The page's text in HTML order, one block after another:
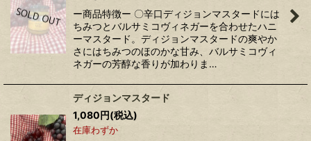
ー商品特徴ー 〇辛口ディジョンマスタードには
ちみつとバルサミコヴィネガーを合わせたハニ
ーマスタード。ディジョンマスタードの爽やか
さにはちみつのほのかな甘み、バルサミコヴィ
ネガーの芳醇な香りが加わりま…
ディジョンマスタード
1,080円(税込)
在庫わずか